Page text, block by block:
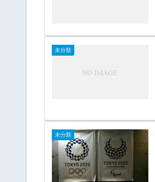
未分類
未分類